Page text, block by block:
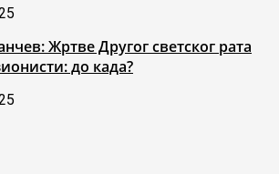
Жртве Другог светског рата
до када?